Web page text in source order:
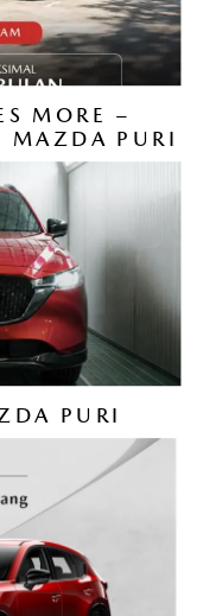
MORE –
MAZDA PURI
PURI